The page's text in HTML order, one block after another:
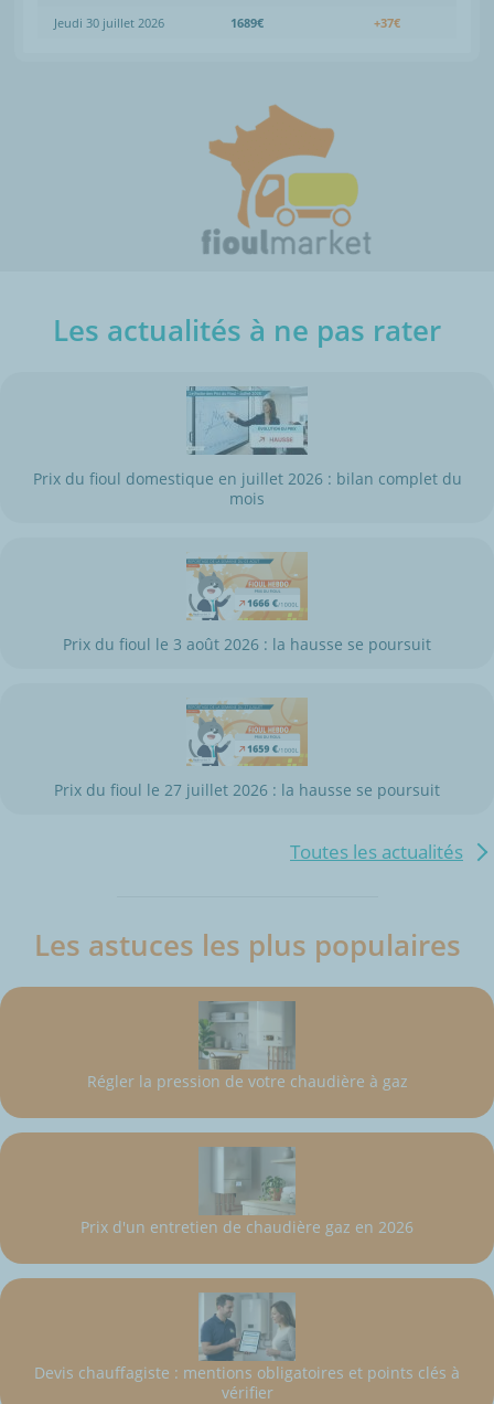
Jeudi 30 juillet 2026 1689€ +37€
Les actualités à ne pas rater
Prix du fioul domestique en juillet 2026 : bilan complet du
mois
Prix du fioul le 3 août 2026 : la hausse se poursuit
Prix du fioul le 27 juillet 2026 : la hausse se poursuit
Toutes les actualités
Les astuces les plus populaires
Régler la pression de votre chaudière à gaz
Prix d'un entretien de chaudière gaz en 2026
Devis chauffagiste : mentions obligatoires et points clés à
vérifier